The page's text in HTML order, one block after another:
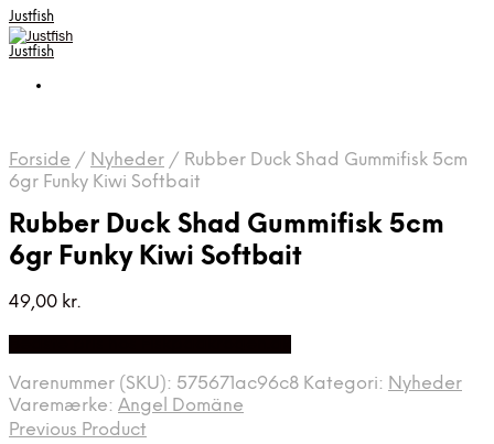
Justfish
Justfish
Forside / Nyheder / Rubber Duck Shad Gummifisk 5cm
6gr Funky Kiwi Softbait
Rubber Duck Shad Gummifisk 5cm
6gr Funky Kiwi Softbait
49,00 kr.
Varenummer (SKU): 575671ac96c8 Kategori: Nyheder
Varemærke: Angel Domäne
Previous Product